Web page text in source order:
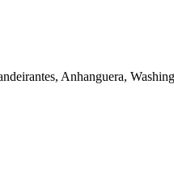
Anhanguera,